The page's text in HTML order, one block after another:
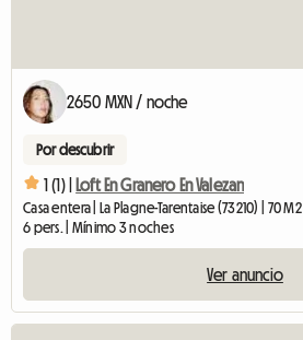
2650 MXN / noche
Por descubrir
1 (1) | Loft En Granero En Valezan
Casa entera | La Plagne-Tarentaise (73210) | 70 M2
6 pers. | Mínimo 3 noches
Ver anuncio